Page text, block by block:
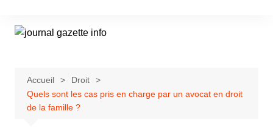
contenu
Accueil
Droit
Quels sont les cas pris en charge par un avocat en droit
de la famille ?